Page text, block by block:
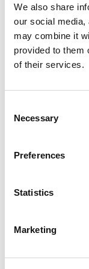
We also share
our social media,
may combine it
provided to them
of their services.
Selection
Necessary
Preferences
Statistics
Marketing
obramowanie
To bardzo
typowym
zostawieniem